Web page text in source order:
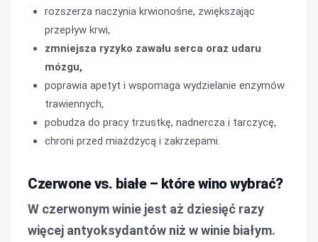
rozszerza naczynia krwionośne, zwiększając
przepływ krwi,
zmniejsza ryzyko zawału serca oraz udaru
mózgu,
poprawia apetyt i wspomaga wydzielanie enzymów
trawiennych,
pobudza do pracy trzustkę, nadnercza i tarczycę,
chroni przed miażdżycą i zakrzepami.
Czerwone vs. białe – które wino wybrać?
W czerwonym winie jest aż dziesięć razy
więcej antyoksydantów niż w winie białym.